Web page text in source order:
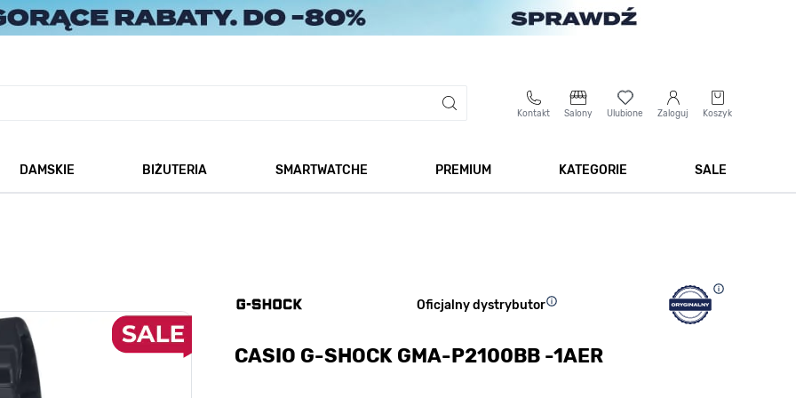
Kontakt Salony Ulubione Zaloguj Koszyk
DAMSKIE
BIŻUTERIA
SMARTWATCHE
PREMIUM
KATEGORIE
SALE
Oficjalny dystrybutor
CASIO G-SHOCK GMA-P2100BB -1AER